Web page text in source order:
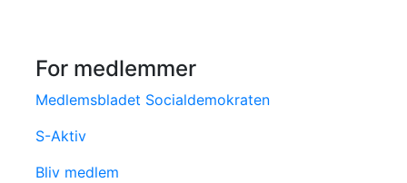
For medlemmer
Medlemsbladet Socialdemokraten
S-Aktiv
Bliv medlem